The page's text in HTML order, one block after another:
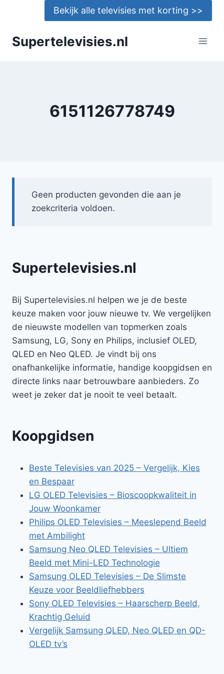
Bekijk alle televisies met korting >>
Supertelevisies.nl
6151126778749
Geen producten gevonden die aan je
zoekcriteria voldoen.
Supertelevisies.nl
Bij Supertelevisies.nl helpen we je de beste
keuze maken voor jouw nieuwe tv. We vergelijken
de nieuwste modellen van topmerken zoals
Samsung, LG, Sony en Philips, inclusief OLED,
QLED en Neo QLED. Je vindt bij ons
onafhankelijke informatie, handige koopgidsen en
directe links naar betrouwbare aanbieders. Zo
weet je zeker dat je nooit te veel betaalt.
Koopgidsen
Beste Televisies van 2025 – Vergelijk, Kies
en Bespaar
LG OLED Televisies – Bioscoopkwaliteit in
Jouw Woonkamer
Philips OLED Televisies – Meeslepend Beeld
met Ambilight
Samsung Neo QLED Televisies – Ultiem
Beeld met Mini-LED Technologie
Samsung OLED Televisies – De Slimste
Keuze voor Beeldliefhebbers
Sony OLED Televisies – Haarscherp Beeld,
Krachtig Geluid
Vergelijk Samsung QLED, Neo QLED en QD-
OLED tv’s